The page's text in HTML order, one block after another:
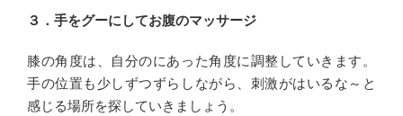
３．手をグーにしてお腹のマッサージ
膝の角度は、自分のにあった角度に調整していきます。
手の位置も少しずつずらしながら、刺激がはいるな～と
感じる場所を探していきましょう。